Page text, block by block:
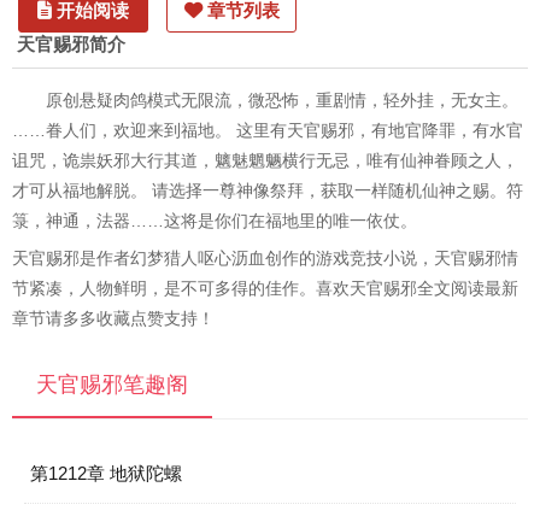
开始阅读 章节列表
天官赐邪简介
原创悬疑肉鸽模式无限流，微恐怖，重剧情，轻外挂，无女主。
……眷人们，欢迎来到福地。 这里有天官赐邪，有地官降罪，有水官
诅咒，诡祟妖邪大行其道，魑魅魍魉横行无忌，唯有仙神眷顾之人，
才可从福地解脱。 请选择一尊神像祭拜，获取一样随机仙神之赐。符
箓，神通，法器……这将是你们在福地里的唯一依仗。
天官赐邪是作者幻梦猎人呕心沥血创作的游戏竞技小说，天官赐邪情
节紧凑，人物鲜明，是不可多得的佳作。喜欢天官赐邪全文阅读最新
章节请多多收藏点赞支持！
天官赐邪笔趣阁
第1212章 地狱陀螺